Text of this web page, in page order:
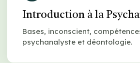
Introduction à la
Bases, inconscient,
psychanalyste et déontologie.